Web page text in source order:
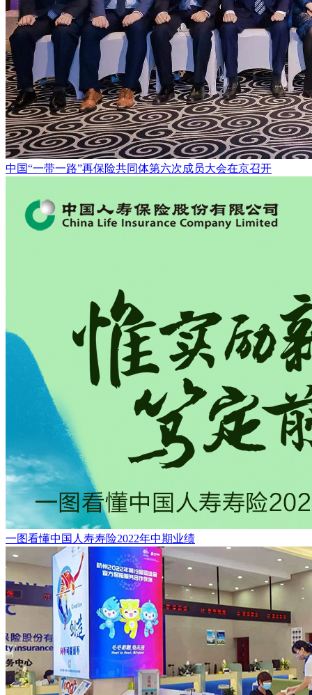
中国“一带一路”再保险共同体第六次成员大会在京召开
一图看懂中国人寿寿险2022年中期业绩